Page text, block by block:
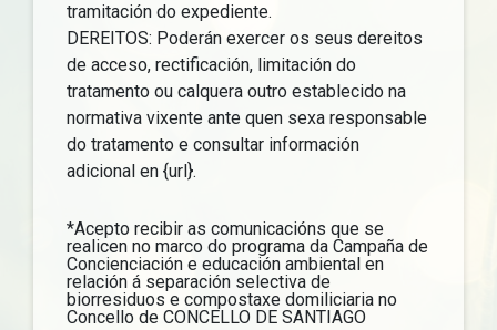
tramitación do expediente.
DEREITOS: Poderán exercer os seus dereitos
de acceso, rectificación, limitación do
tratamento ou calquera outro establecido na
normativa vixente ante quen sexa responsable
do tratamento e consultar información
adicional en {url}.
*Acepto recibir as comunicacións que se
realicen no marco do programa da Campaña de
Concienciación e educación ambiental en
relación á separación selectiva de
biorresiduos e compostaxe domiliciaria no
Concello de CONCELLO DE SANTIAGO